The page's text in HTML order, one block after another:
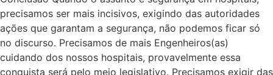
precisamos ser mais incisivos, exigindo das autoridades
ações que garantam a segurança, não podemos ficar só
no discurso. Precisamos de mais Engenheiros(as)
cuidando dos nossos hospitais, provavelmente essa
conquista será pelo meio legislativo. Precisamos exigir das